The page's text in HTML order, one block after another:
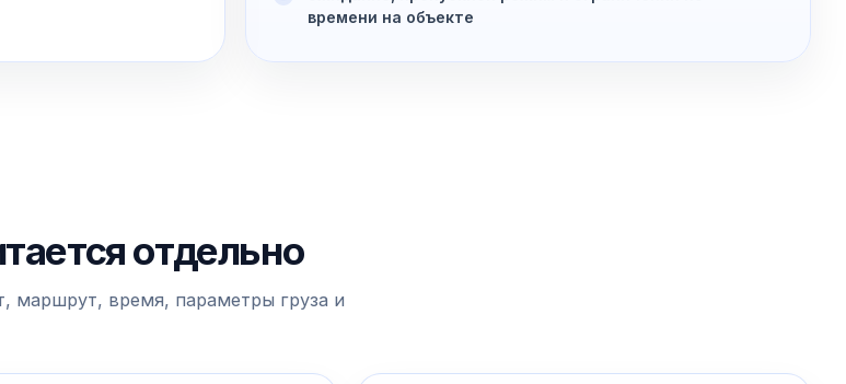
времени на объекте
отдельно
маршрут, время, параметры груза и